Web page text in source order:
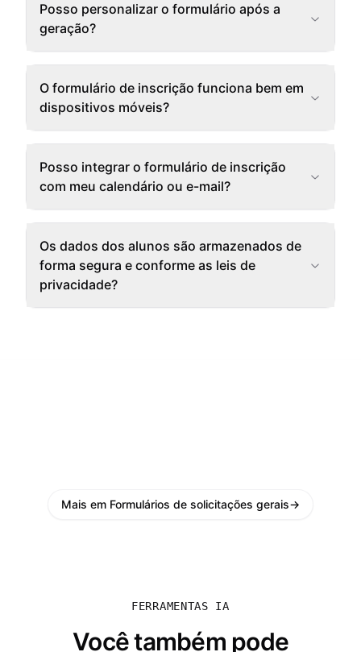
Posso personalizar o formulário após a
geração?
O formulário de inscrição funciona bem em
dispositivos móveis?
Posso integrar o formulário de inscrição
com meu calendário ou e-mail?
Os dados dos alunos são armazenados de
forma segura e conforme as leis de
privacidade?
Mais em Formulários de solicitações gerais→
FERRAMENTAS IA
Você também pode